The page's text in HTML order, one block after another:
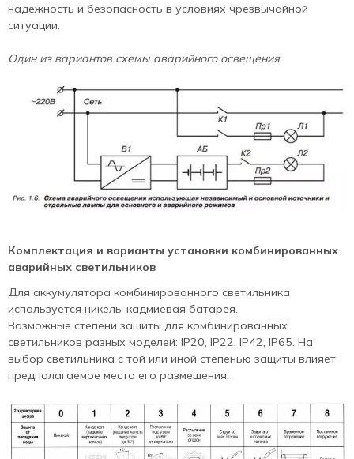
надежность и безопасность в условиях чрезвычайной
ситуации.
Один из вариантов схемы аварийного освещения
Комплектация и варианты установки комбинированных
аварийных светильников
Для аккумулятора комбинированного светильника
используется никель-кадмиевая батарея.
Возможные степени защиты для комбинированных
светильников разных моделей: IP20, IP22, IP42, IP65. На
выбор светильника с той или иной степенью защиты влияет
предполагаемое место его размещения.